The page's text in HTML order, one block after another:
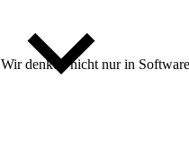
denken nicht nur in